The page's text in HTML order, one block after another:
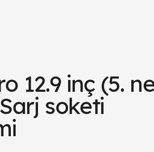
12.9 inç (5.
soketi